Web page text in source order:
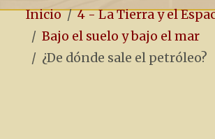
Inicio
4 - La Tierra y el
Bajo el suelo y bajo el mar
¿De dónde sale el petróleo?